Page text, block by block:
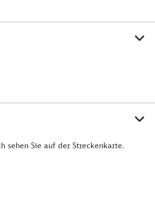
sehen Sie auf der Streckenkarte.